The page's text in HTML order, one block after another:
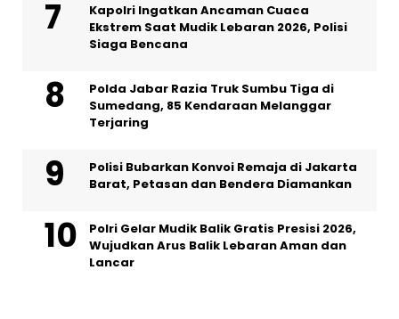
Kapolri Ingatkan Ancaman Cuaca
Ekstrem Saat Mudik Lebaran 2026, Polisi
Siaga Bencana
Polda Jabar Razia Truk Sumbu Tiga di
Sumedang, 85 Kendaraan Melanggar
Terjaring
Polisi Bubarkan Konvoi Remaja di Jakarta
Barat, Petasan dan Bendera Diamankan
Polri Gelar Mudik Balik Gratis Presisi 2026,
Wujudkan Arus Balik Lebaran Aman dan
Lancar